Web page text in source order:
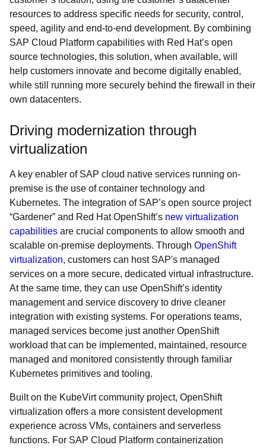
resources to address specific needs for security, control,
speed, agility and end-to-end development. By combining
SAP Cloud Platform capabilities with Red Hat’s open
source technologies, this solution, when available, will
help customers innovate and become digitally enabled,
while still running more securely behind the firewall in their
own datacenters.
Driving modernization through
virtualization
A key enabler of SAP cloud native services running on-
premise is the use of container technology and
Kubernetes. The integration of SAP’s open source project
“Gardener” and Red Hat OpenShift’s new virtualization
capabilities are crucial components to allow smooth and
scalable on-premise deployments. Through OpenShift
virtualization, customers can host SAP's managed
services on a more secure, dedicated virtual infrastructure.
At the same time, they can use OpenShift’s identity
management and service discovery to drive cleaner
integration with existing systems. For operations teams,
managed services become just another OpenShift
workload that can be implemented, maintained, resource
managed and monitored consistently through familiar
Kubernetes primitives and tooling.
Built on the KubeVirt community project, OpenShift
virtualization offers a more consistent development
experience across VMs, containers and serverless
functions. For SAP Cloud Platform containerization